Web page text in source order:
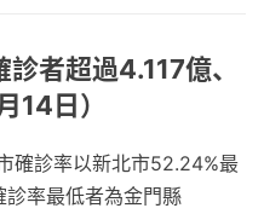
者超過4.117億、
14日）
確診率以新北市52.24%最
率最低者為金門縣